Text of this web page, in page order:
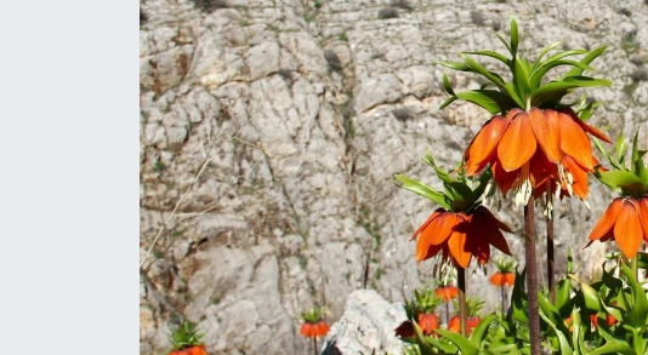
SAĞLIK
EĞİTİM
MAGAZİN